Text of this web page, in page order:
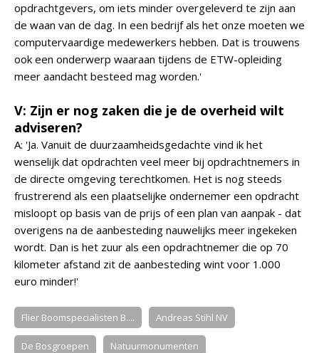
opdrachtgevers, om iets minder overgeleverd te zijn aan
de waan van de dag. In een bedrijf als het onze moeten we
computervaardige medewerkers hebben. Dat is trouwens
ook een onderwerp waaraan tijdens de ETW-opleiding
meer aandacht besteed mag worden.'
V: Zijn er nog zaken die je de overheid wilt
adviseren?
A: 'Ja. Vanuit de duurzaamheidsgedachte vind ik het
wenselijk dat opdrachten veel meer bij opdrachtnemers in
de directe omgeving terechtkomen. Het is nog steeds
frustrerend als een plaatselijke ondernemer een opdracht
misloopt op basis van de prijs of een plan van aanpak - dat
overigens na de aanbesteding nauwelijks meer ingekeken
wordt. Dan is het zuur als een opdrachtnemer die op 70
kilometer afstand zit de aanbesteding wint voor 1.000
euro minder!'
Flier Boomspecialisten B.... Andreas Stihl NV
De Bosgroepen Natuurmonumenten